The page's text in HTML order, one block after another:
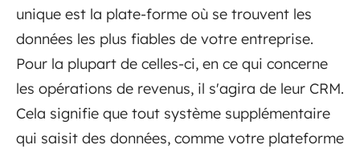
unique est la plate-forme où se trouvent les
données les plus fiables de votre entreprise.
Pour la plupart de celles-ci, en ce qui concerne
les opérations de revenus, il s'agira de leur CRM.
Cela signifie que tout système supplémentaire
qui saisit des données, comme votre plateforme